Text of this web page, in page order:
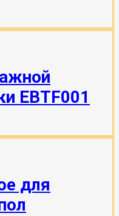
EBTF001
для